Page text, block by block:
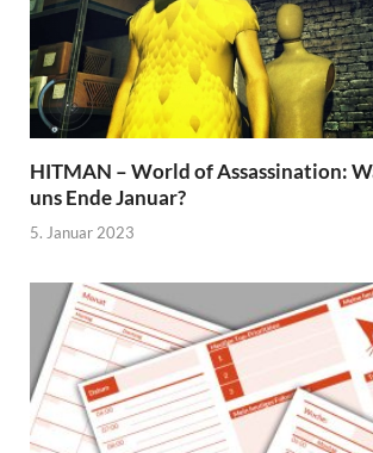
HITMAN – World of Assassination:
uns Ende Januar?
5. Januar 2023